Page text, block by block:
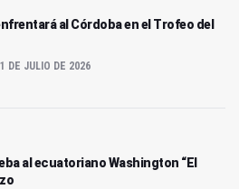
al Córdoba en el Trofeo del
DE JULIO DE 2026
al ecuatoriano Washington “El